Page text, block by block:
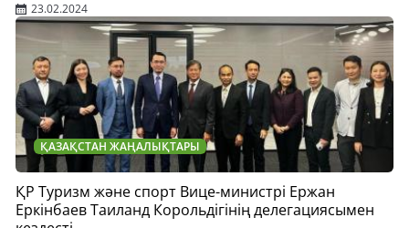
23.02.2024
ҚАЗАҚСТАН ЖАҢАЛЫҚТАРЫ
ҚР Туризм және спорт Вице-министрі Ержан
Еркінбаев Таиланд Корольдігінің делегациясымен